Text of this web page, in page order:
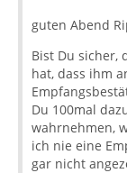
guten Abend
Bist Du sicher,
hat, dass ihm
Du 100mal
wahrnehmen,
ich nie eine
gar nicht